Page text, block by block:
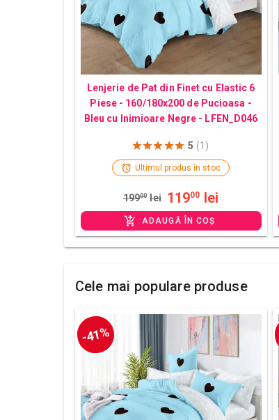
Lenjerie de Pat din Finet cu Elastic 6
Piese - 160/180x200 de Pucioasa -
Bleu cu Inimioare Negre - LFEN_D046
5 (1)
Ultimul produs în stoc
19900 lei 11900 lei
ADAUGĂ ÎN COȘ
Cele mai populare produse
-41%